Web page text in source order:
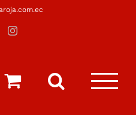
Instagram